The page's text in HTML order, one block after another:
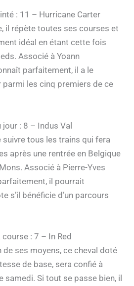
: 11 – Hurricane Carter
il répète toutes ses courses et
idéal en étant cette fois
Associé à Yoann
parfaitement, il a le
les cinq premiers de ce
: 8 – Indus Val
suivre tous les trains qui fera
après une rentrée en Belgique
Associé à Pierre-Yves
il pourrait
s’il bénéficie d’un parcours
: 7 – In Red
ses moyens, ce cheval doté
de base, sera confié à
samedi. Si tout se passe bien, il